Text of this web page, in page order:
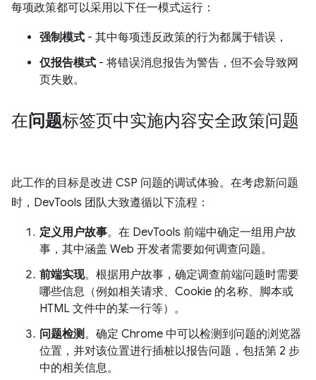
每项政策都可以采用以下任一模式运行：
强制模式 - 其中每项违反政策的行为都属于错误，
仅报告模式 - 将错误消息报告为警告，但不会导致网
页失败。
在问题标签页中实施内容安全政策问题
此工作的目标是改进 CSP 问题的调试体验。在考虑新问题
时，DevTools 团队大致遵循以下流程：
定义用户故事。在 DevTools 前端中确定一组用户故
事，其中涵盖 Web 开发者需要如何调查问题。
前端实现。根据用户故事，确定调查前端问题时需要
哪些信息（例如相关请求、Cookie 的名称、脚本或
HTML 文件中的某一行等）。
问题检测。确定 Chrome 中可以检测到问题的浏览器
位置，并对该位置进行插桩以报告问题，包括第 2 步
中的相关信息。